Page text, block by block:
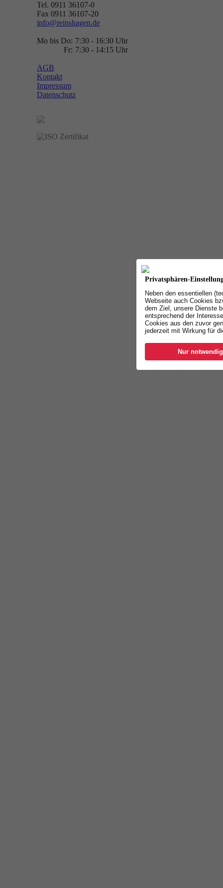
Privatsphären-
Neben den essentiellen
Webseite auch Cookies
dem Ziel, unsere Dienste
entsprechend der
Cookies aus den zuvor
jederzeit mit Wirkung für
Nur
Tel. 0911 36107-0
Fax 0911 36107-20
info@reinshagen.de
Mo bis Do: 7:30 - 16:30 Uhr
Fr: 7:30 - 14:15 Uhr
AGB
Kontakt
Impressum
Datenschutz